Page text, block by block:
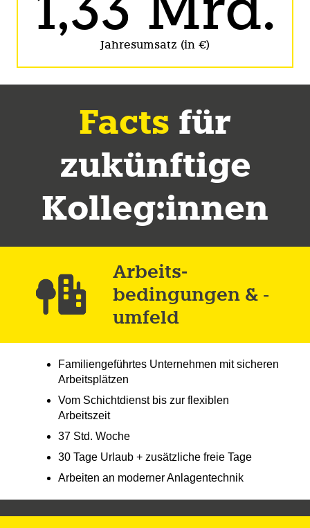
Jahresumsatz (in €)
Facts für
zukünftige
Kolleg:innen
Arbeits­
bedingungen & -
umfeld
Familiengeführtes Unternehmen mit sicheren
Arbeitsplätzen
Vom Schichtdienst bis zur flexiblen
Arbeitszeit
37 Std. Woche
30 Tage Urlaub + zusätzliche freie Tage
Arbeiten an moderner Anlagentechnik